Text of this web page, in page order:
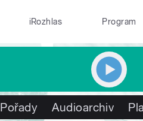
iRozhlas Program
Pořady Audioarchiv